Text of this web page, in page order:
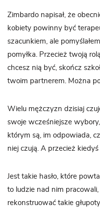
Zimbardo napisał, że
kobiety powinny być
szacunkiem, ale
pomyłka. Przecież twoją
chcesz nią być, skończ
twoim partnerem. Można
Wielu mężczyzn dzisiaj
swoje wcześniejsze
którym są, im odpowiada,
niej czują. A przecież
Jest takie hasło, które
to ludzie nad nim pracowali,
rekonstruować takie